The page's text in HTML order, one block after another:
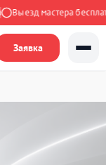
мастера бесплатно
Заявка